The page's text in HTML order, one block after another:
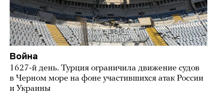
Война
1627-й день. Турция ограничила движение судов
в Черном море на фоне участившихся атак России
и Украины